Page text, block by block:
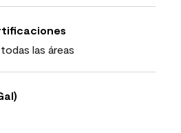
las áreas